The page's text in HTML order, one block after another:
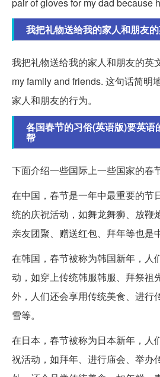
我把礼物送给我的家人和朋友
我把礼物送给我的家人和朋友的英
my family and friends. 这句话简明
家人和朋友的行为。
各国春节的习俗(英语版)要英语
帮
下面介绍一些国际上一些国家的春
在中国，春节是一年中最重要的节
统的庆祝活动，如舞龙舞狮、放鞭
亲友团聚、赠送红包、拜年等也是
在韩国，春节被称为韩国新年，人
动，如穿上传统韩服韩服、拜祭祖
外，人们还会享用传统美食、进行
雪等。
在日本，春节被称为日本新年，人
祝活动，如拜年、进行庙会、举办